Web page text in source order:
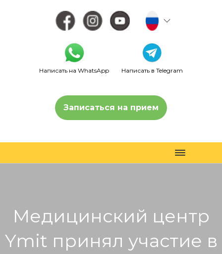
Написать на WhatsApp Написать в Telegram
Записаться на прием
Toggle
navigation
Медицинский центр
Ymit принял участие в